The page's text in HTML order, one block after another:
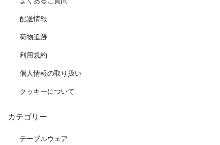
配送情報
荷物追跡
利用規約
個人情報の取り扱い
クッキーについて
カテゴリー
テーブルウェア